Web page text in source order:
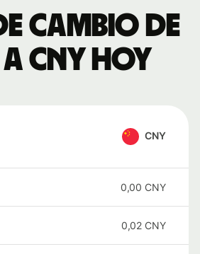
cambio de
a CNY hoy
CNY
0,00 CNY
0,02 CNY